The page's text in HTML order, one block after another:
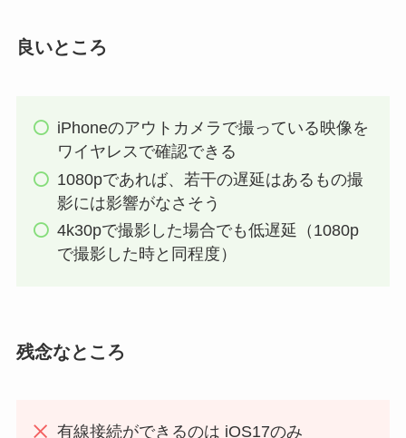
良いところ
iPhoneのアウトカメラで撮っている映像を
ワイヤレスで確認できる
1080pであれば、若干の遅延はあるもの撮
影には影響がなさそう
4k30pで撮影した場合でも低遅延（1080p
で撮影した時と同程度）
残念なところ
有線接続ができるのは iOS17のみ